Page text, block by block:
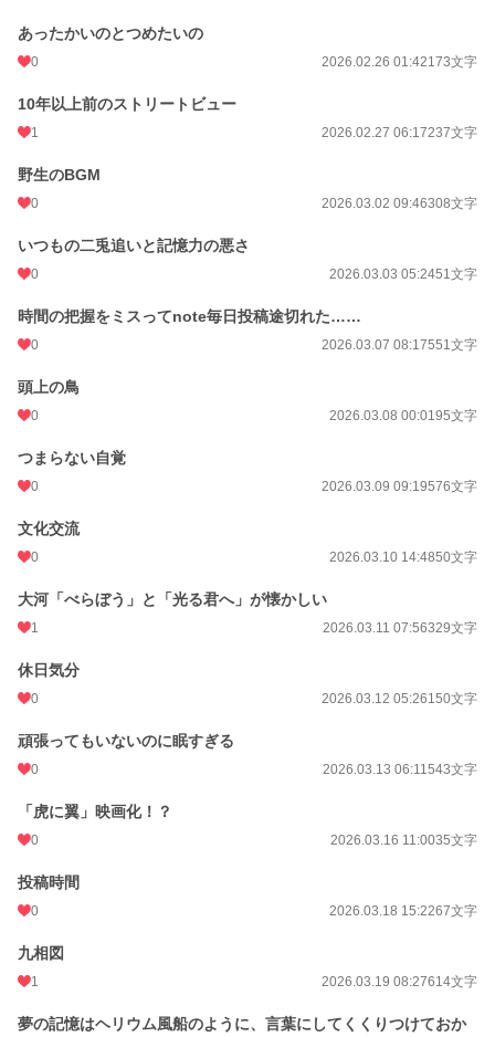
あったかいのとつめたいの
0 2026.02.26 01:42173文字
10年以上前のストリートビュー
1 2026.02.27 06:17237文字
野生のBGM
0 2026.03.02 09:46308文字
いつもの二兎追いと記憶力の悪さ
0 2026.03.03 05:2451文字
時間の把握をミスってnote毎日投稿途切れた……
0 2026.03.07 08:17551文字
頭上の鳥
0 2026.03.08 00:0195文字
つまらない自覚
0 2026.03.09 09:19576文字
文化交流
0 2026.03.10 14:4850文字
大河「べらぼう」と「光る君へ」が懐かしい
1 2026.03.11 07:56329文字
休日気分
0 2026.03.12 05:26150文字
頑張ってもいないのに眠すぎる
0 2026.03.13 06:11543文字
「虎に翼」映画化！？
0 2026.03.16 11:0035文字
投稿時間
0 2026.03.18 15:2267文字
九相図
1 2026.03.19 08:27614文字
夢の記憶はヘリウム風船のように、言葉にしてくくりつけておか